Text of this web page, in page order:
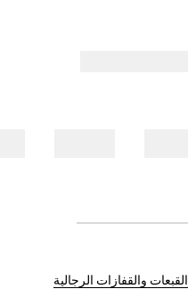
القبعات والقفازات الرجالية